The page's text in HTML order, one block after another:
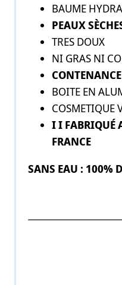
BAUME
PEAUX
TRES DOUX
NI GRAS NI
BOITE EN
COSMETIQUE
I I FABRIQUÉ
FRANCE
SANS EAU : 100%